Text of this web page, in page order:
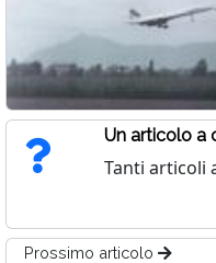
Un articolo a
Tanti articoli
Prossimo articolo